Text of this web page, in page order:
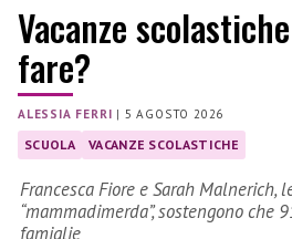
Vacanze
fare?
ALESSIA FERRI | 5 AGOSTO 2026
SCUOLA VACANZE SCOLASTICHE
Francesca Fiore e Sarah
“mammadimerda”, sostengono
famiglie